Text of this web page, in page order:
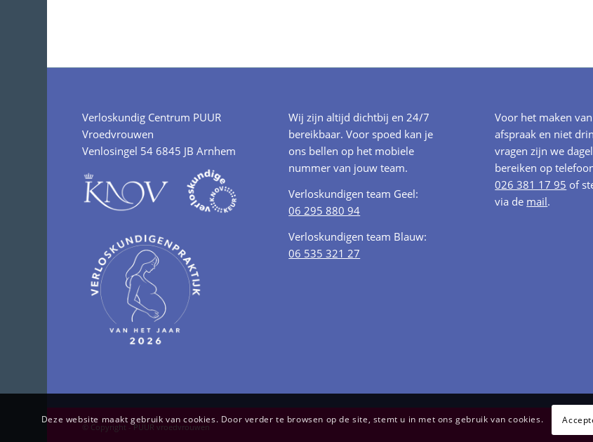
Verloskundig Centrum PUUR
Vroedvrouwen
Venlosingel 54 6845 JB Arnhem
Wij zijn altijd dichtbij en 24/7
bereikbaar. Voor spoed kan je
ons bellen op het mobiele
nummer van jouw team.
Verloskundigen team Geel:
06 295 880 94
Verloskundigen team Blauw:
06 535 321 27
Voor het maken
afspraak en niet
vragen zijn we
bereiken op
026 381 17 95 of
via de mail.
© Copyright - PUUR vroedvrouwen
Deze website maakt gebruik van cookies. Door verder te browsen op de site, stemt u in met ons gebruik van cookies.